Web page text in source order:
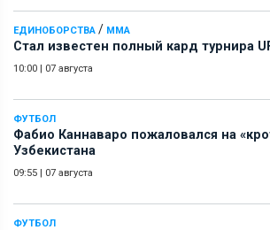
ЕДИНОБОРСТВА / ММА
Стал известен полный кард турнира
10:00 | 07 августа
ФУТБОЛ
Фабио Каннаваро пожаловался на
Узбекистана
09:55 | 07 августа
ФУТБОЛ